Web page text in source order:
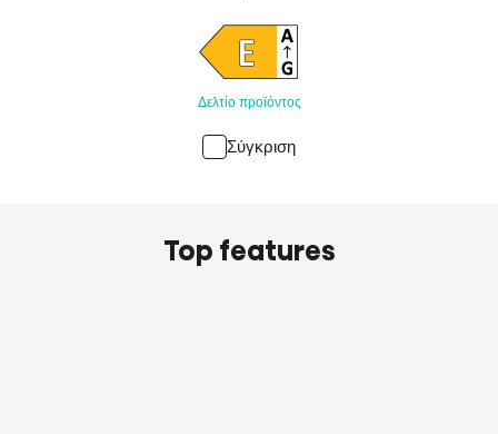
Δελτίο προϊόντος
Σύγκριση
Top features